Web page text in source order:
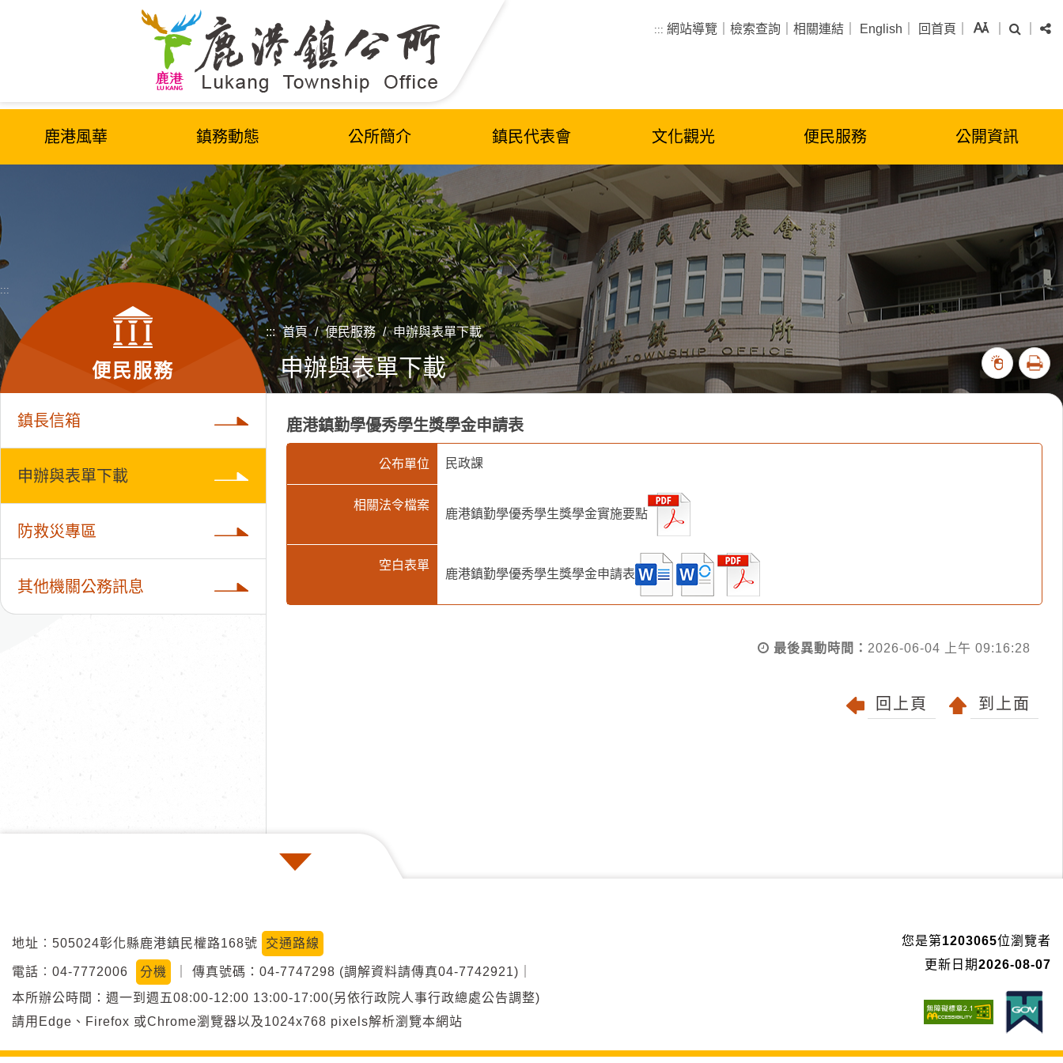
::: 網站導覽 檢索查詢 相關連結 English 回首頁 字級 搜尋
鹿港風華 鎮務動態 公所簡介 鎮民代表會 文化觀光 便民服務 公開資訊
::: 首頁 / 便民服務 / 申辦與表單下載
申辦與表單下載
371594
列印
:::
便民服務
鎮長信箱
申辦與表單下載
防救災專區
其他機關公務訊息
鹿港鎮勤學優秀學生獎學金申請表
公布單位 民政課
相關法令檔案
鹿港鎮勤學優秀學生獎學金實施要點
空白表單
鹿港鎮勤學優秀學生獎學金申請表
最後異動時間： 2026-06-04 上午 09:16:28
回上頁 到上面
地址︰505024彰化縣鹿港鎮民權路168號 交通路線
電話︰04-7772006 分機 傳真號碼：04-7747298 (調解資料請傳真04-7742921)
本所辦公時間：週一到週五08:00-12:00 13:00-17:00(另依行政院人事行政總處公告調整)
請用Edge、Firefox 或Chrome瀏覽器以及1024x768 pixels解析瀏覽本網站
您是第1203065位瀏覽者
更新日期2026-08-07